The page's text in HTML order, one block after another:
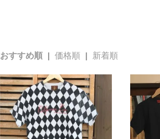
おすすめ順 |価格順 | 新着順